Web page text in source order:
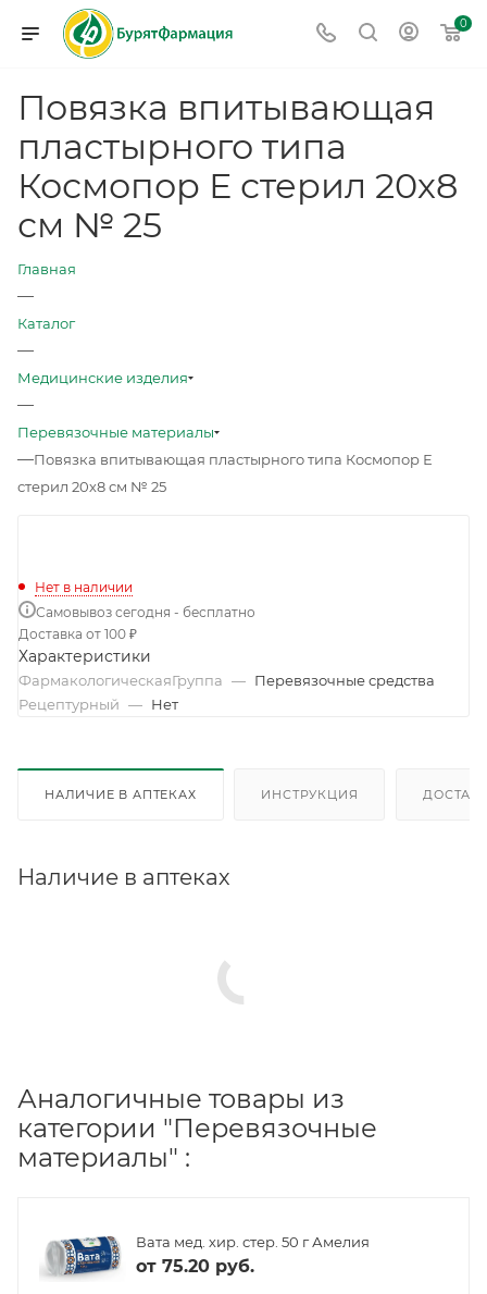
0
Повязка впитывающая
пластырного типа
Космопор Е стерил 20х8
см № 25
Главная
—
Каталог
—
Медицинские изделия
—
Перевязочные материалы
—Повязка впитывающая пластырного типа Космопор Е
стерил 20х8 см № 25
Нет в наличии
Самовывоз сегодня - бесплатно
Доставка от 100 ₽
Характеристики
ФармакологическаяГруппа — Перевязочные средства
Рецептурный — Нет
НАЛИЧИЕ В АПТЕКАХ ИНСТРУКЦИЯ
Наличие в аптеках
Аналогичные товары из
категории "Перевязочные
материалы" :
Вата мед. хир. стер. 50 г Амелия
от 75.20 руб.